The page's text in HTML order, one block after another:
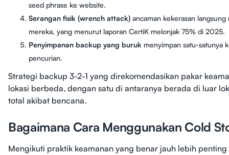
seed phrase ke website.
Serangan fisik (wrench attack) ancaman kekerasan
mereka, yang menurut laporan CertiK melonjak 75% di 2025.
Penyimpanan backup yang buruk menyimpan satu-satunya
pencurian.
Strategi backup 3-2-1 yang direkomendasikan pakar
lokasi berbeda, dengan satu di antaranya berada di luar
total akibat bencana.
Bagaimana Cara Menggunakan Cold
Mengikuti praktik keamanan yang benar jauh lebih